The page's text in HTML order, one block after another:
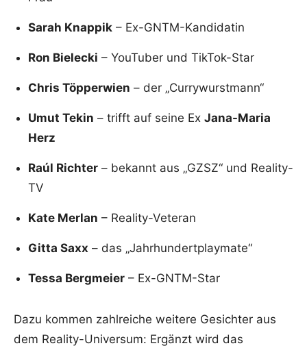
Sarah Knappik – Ex-GNTM-Kandidatin
Ron Bielecki – YouTuber und TikTok-Star
Chris Töpperwien – der „Currywurstmann“
Umut Tekin – trifft auf seine Ex Jana-Maria
Herz
Raúl Richter – bekannt aus „GZSZ“ und Reality-
TV
Kate Merlan – Reality-Veteran
Gitta Saxx – das „Jahrhundertplaymate“
Tessa Bergmeier – Ex-GNTM-Star
Dazu kommen zahlreiche weitere Gesichter aus
dem Reality-Universum: Ergänzt wird das